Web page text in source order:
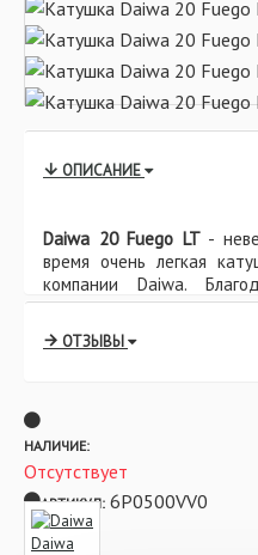
ОПИСАНИЕ
Daiwa 20 Fuego LT-
время очень легкая
компании Daiwa.
комбинации
катушек Fuego LT
предыдущая версия.
намагниченной
внутренние механизмы
Zaion V полностью не
изготовлен
Благодаря новому
ОТЗЫВЫ
НАЛИЧИЕ:
Отсутствует
АРТИКУЛ: 6P0500VV0
Daiwa